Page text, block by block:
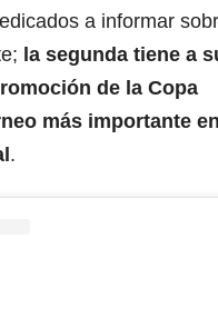
a informar
la segunda tiene a
de la Copa
más importante en
.